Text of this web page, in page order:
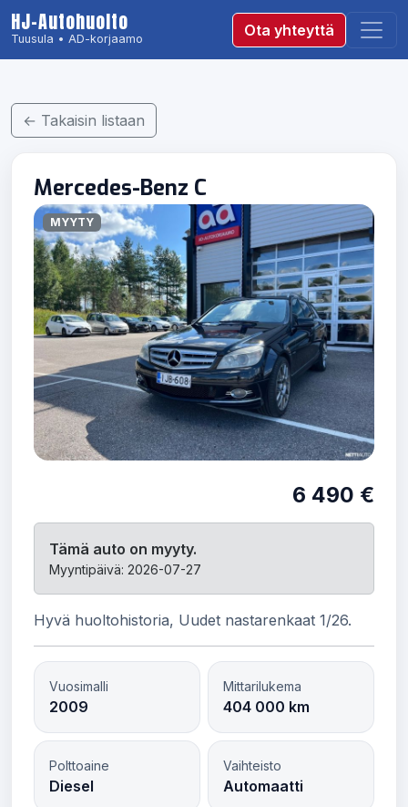
HJ-Autohuolto
Tuusula • AD-korjaamo Ota yhteyttä
← Takaisin listaan
Mercedes-Benz C
MYYTY
6 490 €
Tämä auto on myyty.
Myyntipäivä: 2026-07-27
Hyvä huoltohistoria, Uudet nastarenkaat 1/26.
Vuosimalli
2009
Mittarilukema
404 000 km
Polttoaine
Diesel
Vaihteisto
Automaatti